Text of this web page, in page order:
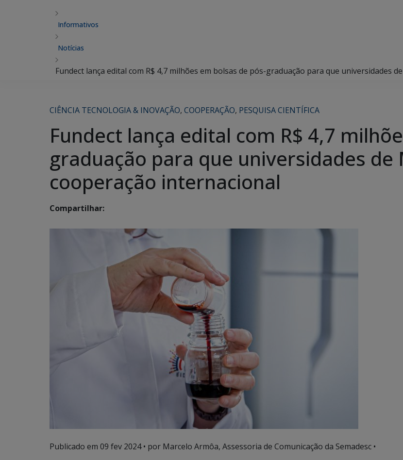
Informativos
Notícias
Fundect lança edital com R$ 4,7 milhões em bolsas de pós-graduação para que universidades
CIÊNCIA TECNOLOGIA & INOVAÇÃO, COOPERAÇÃO, PESQUISA CIENTÍFICA
Fundect lança edital com R$ 4,7
graduação para que universidades de
cooperação internacional
Compartilhar:
Publicado em 09 fev 2024• por Marcelo Armôa, Assessoria de Comunicação da Semadesc •